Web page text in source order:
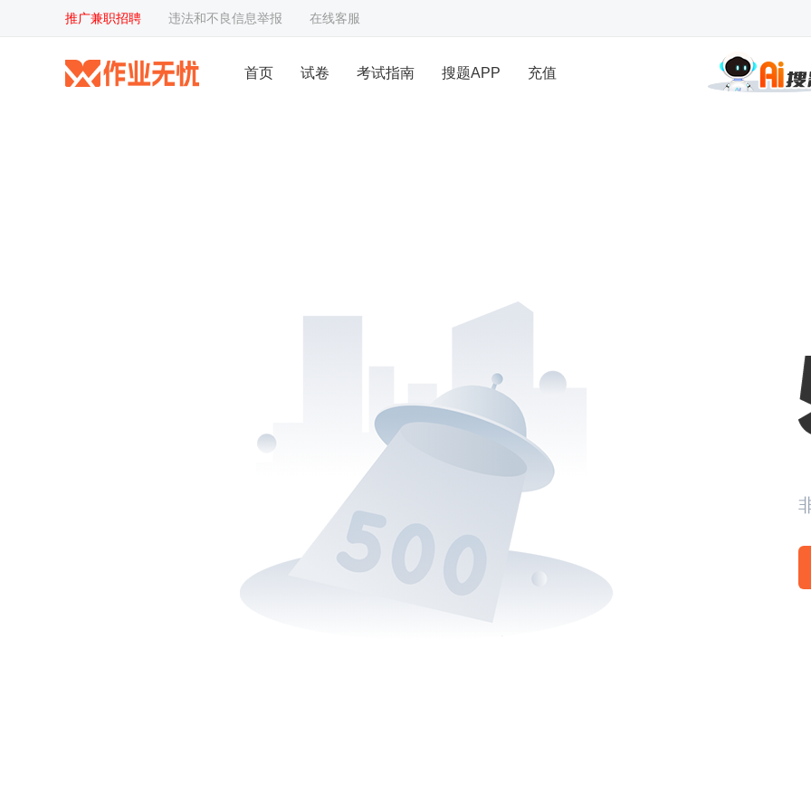
推广兼职招聘 违法和不良信息举报 在线客服
首页 试卷 考试指南 搜题APP 充值